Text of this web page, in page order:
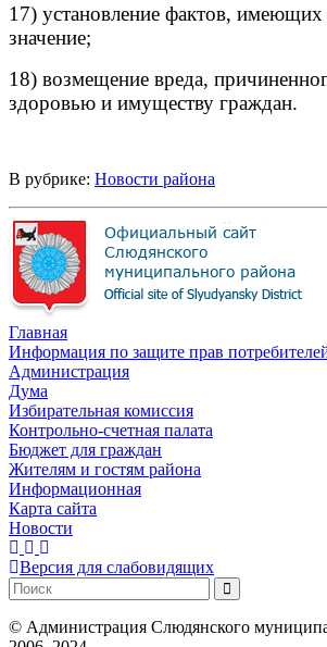
17) установление фактов,
значение;
18) возмещение вреда,
здоровью и имуществу граждан.
В рубрике: Новости района
Главная
Информация по защите прав
Администрация
Дума
Избирательная комиссия
Контрольно-счетная палата
Бюджет для граждан
Жителям и гостям района
Информационная
Карта сайта
Новости
Версия для слабовидящих
© Администрация Слюдянского